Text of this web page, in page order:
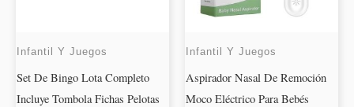
Infantil Y Juegos
Set De Bingo Lota Completo
Incluye Tombola Fichas Pelotas
Infantil Y Juegos
Aspirador Nasal De Remoción
Moco Eléctrico Para Bebés